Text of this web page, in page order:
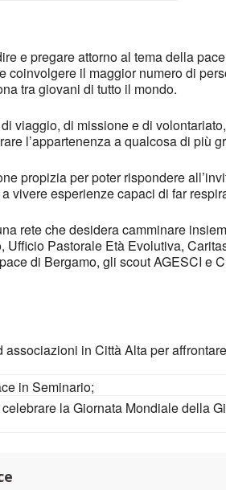
e pregare attorno al tema della
il maggior numero di
tra giovani di tutto il mondo.
viaggio, di missione e di
l’appartenenza a qualcosa di più
propizia per poter rispondere
vivere esperienze capaci di far
rete che desidera camminare
Pastorale Età Evolutiva,
di Bergamo, gli scout AGESCI e
in Città Alta per
in Seminario;
la Giornata Mondiale della